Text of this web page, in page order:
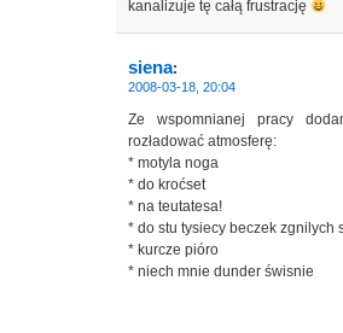
kanalizuje tę całą frustrację
siena:
2008-03-18, 20:04
Ze wspomnianej pracy
rozładować atmosferę:
* motyla noga
* do kroćset
* na teutatesa!
* do stu tysiecy beczek zgnilych
* kurcze pióro
* niech mnie dunder świsnie